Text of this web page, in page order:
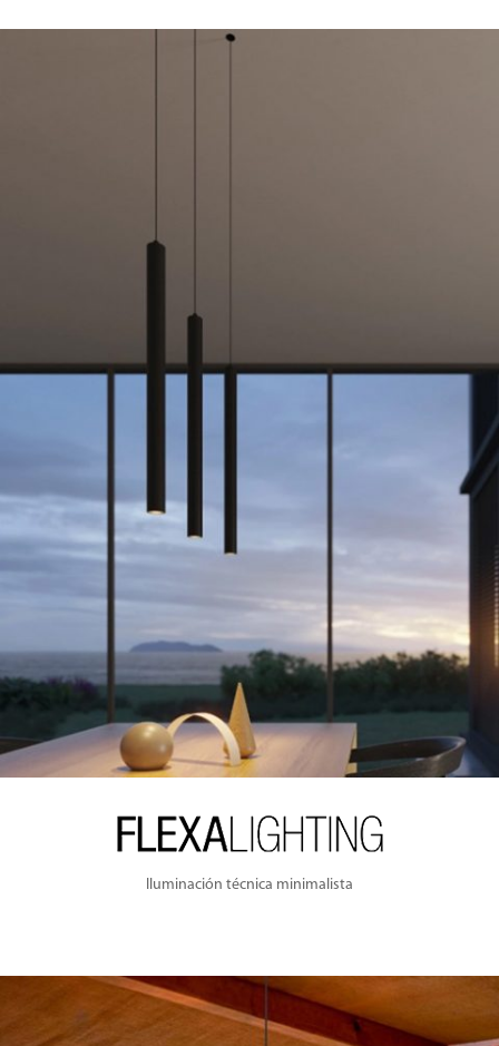
Iluminación técnica minimalista